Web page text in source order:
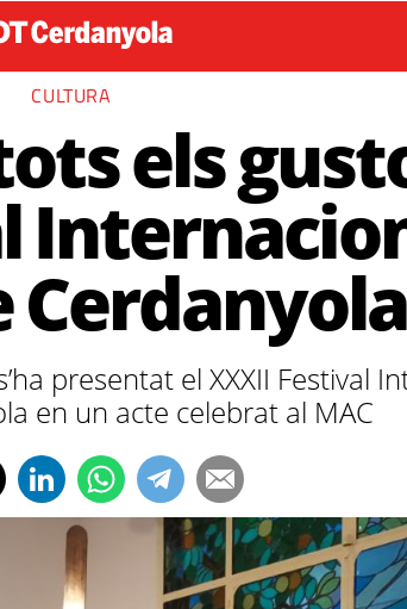
CULTURA
els
Cerdanyola
presentat el XXXII Festival
en un acte celebrat al MAC